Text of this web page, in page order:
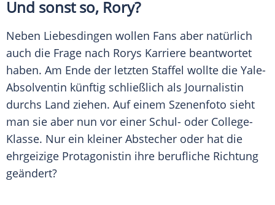
Und sonst so, Rory?
Neben Liebesdingen wollen Fans aber natürlich
auch die Frage nach Rorys Karriere beantwortet
haben. Am Ende der letzten Staffel wollte die Yale-
Absolventin künftig schließlich als Journalistin
durchs Land ziehen. Auf einem Szenenfoto sieht
man sie aber nun vor einer Schul- oder College-
Klasse. Nur ein kleiner Abstecher oder hat die
ehrgeizige Protagonistin ihre berufliche Richtung
geändert?